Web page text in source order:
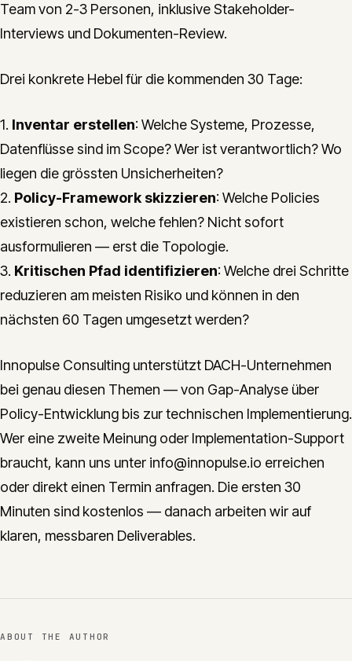
Team von 2-3 Personen, inklusive Stakeholder-
Interviews und Dokumenten-Review.
Drei konkrete Hebel für die kommenden 30 Tage:
1. Inventar erstellen: Welche Systeme, Prozesse,
Datenflüsse sind im Scope? Wer ist verantwortlich? Wo
liegen die grössten Unsicherheiten?
2. Policy-Framework skizzieren: Welche Policies
existieren schon, welche fehlen? Nicht sofort
ausformulieren — erst die Topologie.
3. Kritischen Pfad identifizieren: Welche drei Schritte
reduzieren am meisten Risiko und können in den
nächsten 60 Tagen umgesetzt werden?
Innopulse Consulting unterstützt DACH-Unternehmen
bei genau diesen Themen — von Gap-Analyse über
Policy-Entwicklung bis zur technischen Implementierung.
Wer eine zweite Meinung oder Implementation-Support
braucht, kann uns unter info@innopulse.io erreichen
oder direkt einen Termin anfragen. Die ersten 30
Minuten sind kostenlos — danach arbeiten wir auf
klaren, messbaren Deliverables.
ABOUT THE AUTHOR